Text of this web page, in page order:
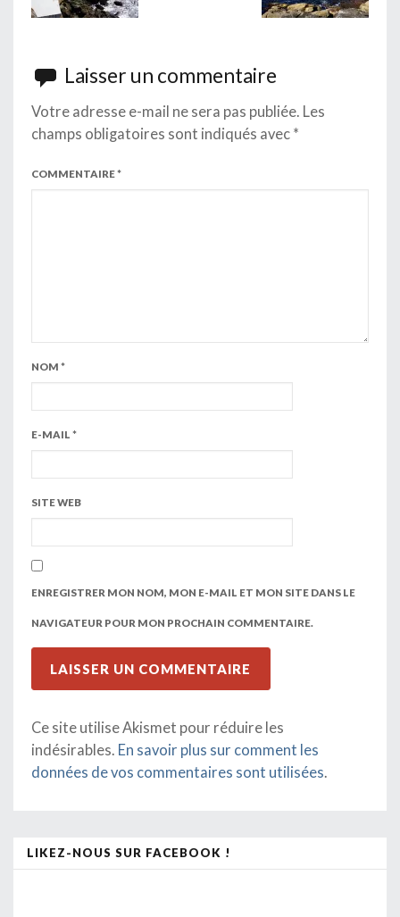
Laisser un commentaire
Votre adresse e-mail ne sera pas publiée. Les
champs obligatoires sont indiqués avec *
COMMENTAIRE*
NOM *
E-MAIL *
SITE WEB
ENREGISTRER MON NOM, MON E-MAIL ET MON SITE DANS LE
NAVIGATEUR POUR MON PROCHAIN COMMENTAIRE.
Ce site utilise Akismet pour réduire les
indésirables. En savoir plus sur comment les
données de vos commentaires sont utilisées.
LIKEZ-NOUS SUR FACEBOOK !